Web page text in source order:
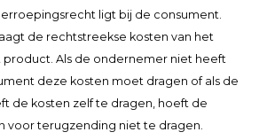
ligt bij de consument.
de rechtstreekse kosten van het
Als de ondernemer niet heeft
deze kosten moet dragen of als de
de kosten zelf te dragen, hoeft de
voor terugzending niet te dragen.